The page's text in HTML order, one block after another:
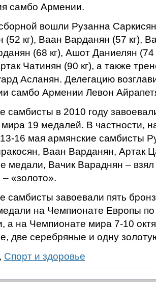
самбо Армении.
вошли Рузанна Саркисян
(52 кг), Ваан Варданян (57 кг),
(68 кг), Ашот Даниелян
Чатинян (90 кг), а также
Асланян. Делегацию
самбо Армении Левон
самбисты в 2010 году
19 медалей. В частности,
16 мая армянские самбисты
Ваан Варданян, Артак
медали, Вачик Вараднян –
«золото».
самбисты завоевали пять
на Чемпионате Европы
а на Чемпионате мира 7-10
две серебряные и одну
, Спорт и здоровье